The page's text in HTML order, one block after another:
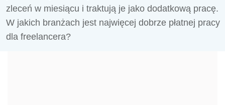
zleceń w miesiącu i traktują je jako dodatkową pracę.
W jakich branżach jest najwięcej dobrze płatnej pracy
dla freelancera?